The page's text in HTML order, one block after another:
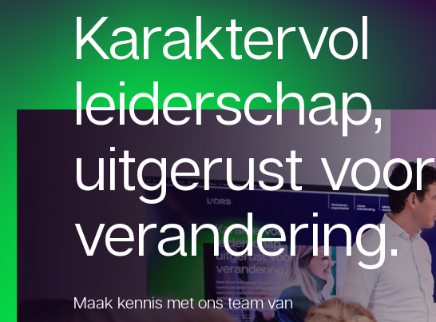
Karaktervol
leiderschap,
uitgerust voor
verandering.
Maak kennis met ons team van